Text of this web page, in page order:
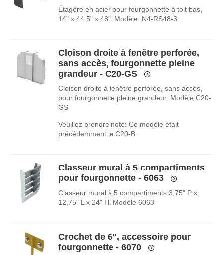
Étagère en acier pour fourgonnette à toit bas,
14" x 44.5" x 48". Modèle: N4-RS48-3
Cloison droite à fenêtre perforée,
sans accès, fourgonnette pleine
grandeur - C20-GS
Cloison droite à fenêtre perforée, sans accès,
pour fourgonnette pleine grandeur. Modèle C20-
GS
Veuillez prendre note: Ce modèle était
précédemment le C20-B.
Classeur mural à 5 compartiments
pour fourgonnette - 6063
Classeur mural à 5 compartiments 3,75" P x
12,75" L x 24" H. Modèle 6063
Crochet de 6", accessoire pour
fourgonnette - 6070